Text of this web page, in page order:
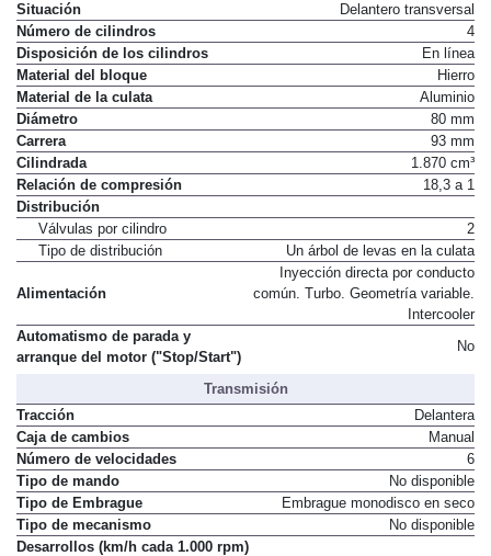
Situación
Delantero transversal
Número de cilindros
4
Disposición de los cilindros
En línea
Material del bloque
Hierro
Material de la culata
Aluminio
Diámetro
80 mm
Carrera
93 mm
Cilindrada
1.870 cm³
Relación de compresión
18,3 a 1
Distribución
Válvulas por cilindro
2
Tipo de distribución
Un árbol de levas en la culata
Alimentación
Inyección directa por conducto
común. Turbo. Geometría variable.
Intercooler
Automatismo de parada y
arranque del motor ("Stop/Start")
No
Transmisión
Tracción
Delantera
Caja de cambios
Manual
Número de velocidades
6
Tipo de mando
No disponible
Tipo de Embrague
Embrague monodisco en seco
Tipo de mecanismo
No disponible
Desarrollos (km/h cada 1.000 rpm)